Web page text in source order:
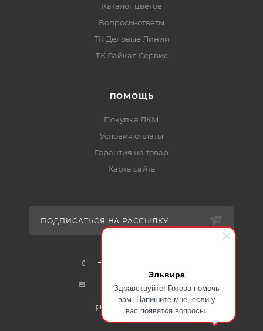
Эльвира
Здравствуйте! Готова помочь
вам. Напишите мне, если у
вас появятся вопросы.
Каталог цветов
Вопросы-ответы
ТК Деловые Линии
ТК Байкал Сервис
ПОМОЩЬ
Покупка ЛКМ
Условия оплаты
Гарантия на товар
Карта сайта
ПОДПИСАТЬСЯ НА РАССЫЛКУ
+7-915-401-91-17
mail@certa24.ru
plast@certa-plast.ru